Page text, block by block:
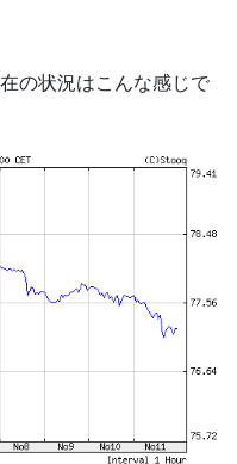
の状況はこんな感じで